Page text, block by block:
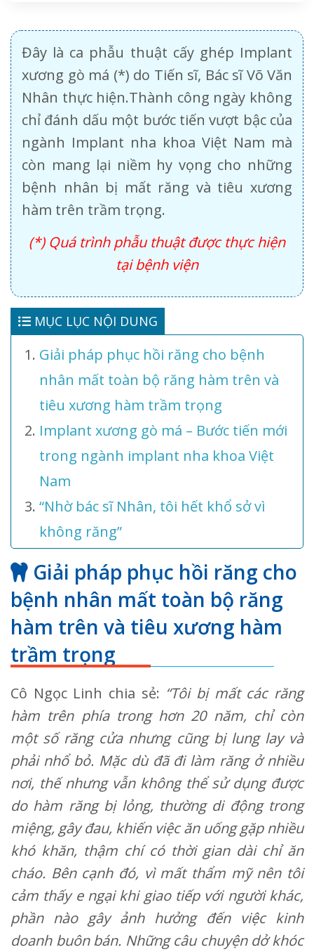
Đây là ca phẫu thuật cấy ghép Implant
xương gò má (*) do Tiến sĩ, Bác sĩ Võ Văn
Nhân thực hiện.Thành công ngày không
chỉ đánh dấu một bước tiến vượt bậc của
ngành Implant nha khoa Việt Nam mà
còn mang lại niềm hy vọng cho những
bệnh nhân bị mất răng và tiêu xương
hàm trên trầm trọng.
(*) Quá trình phẫu thuật được thực hiện
tại bệnh viện
MỤC LỤC NỘI DUNG
Giải pháp phục hồi răng cho bệnh
nhân mất toàn bộ răng hàm trên và
tiêu xương hàm trầm trọng
Implant xương gò má – Bước tiến mới
trong ngành implant nha khoa Việt
Nam
“Nhờ bác sĩ Nhân, tôi hết khổ sở vì
không răng”
Giải pháp phục hồi răng cho
bệnh nhân mất toàn bộ răng
hàm trên và tiêu xương hàm
trầm trọng
Cô Ngọc Linh chia sẻ: “Tôi bị mất các răng
hàm trên phía trong hơn 20 năm, chỉ còn
một số răng cửa nhưng cũng bị lung lay và
phải nhổ bỏ. Mặc dù đã đi làm răng ở nhiều
nơi, thế nhưng vẫn không thể sử dụng được
do hàm răng bị lỏng, thường di động trong
miệng, gây đau, khiến việc ăn uống gặp nhiều
khó khăn, thậm chí có thời gian dài chỉ ăn
cháo. Bên cạnh đó, vì mất thẩm mỹ nên tôi
cảm thấy e ngại khi giao tiếp với người khác,
phần nào gây ảnh hưởng đến việc kinh
doanh buôn bán. Những câu chuyện dở khóc